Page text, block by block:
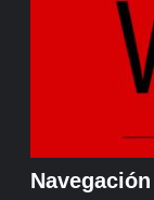
Navegación